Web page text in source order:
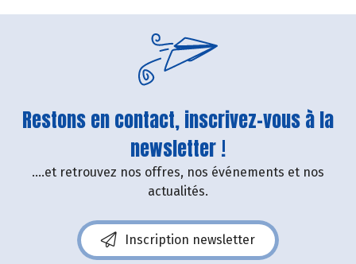
Restons en contact, inscrivez-vous à la
newsletter !
....et retrouvez nos offres, nos événements et nos
actualités.
Inscription newsletter